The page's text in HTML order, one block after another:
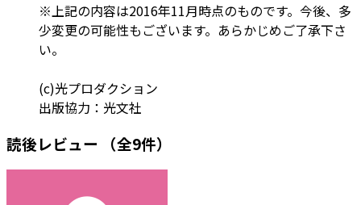
※上記の内容は2016年11月時点のものです。今後、多
少変更の可能性もございます。あらかじめご了承下さ
い。
(c)光プロダクション
出版協力：光文社
読後レビュー （全9件）